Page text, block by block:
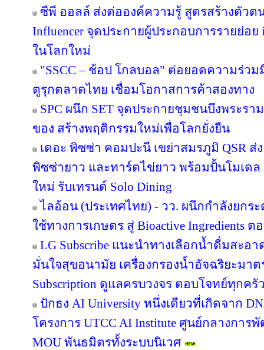
ซีพี ออลล์ ส่งต่อองค์ความรู้ สูตรสร้างตัวต
Influencer จุดประกายผู้ประกอบการรายย่อ
ในโลกใหม่
"SSCC – ช้อป โกลบอล" ต่อยอดความร่ว
ตูรุกตลาดไทย เชื่อมโอกาสการค้าสองทาง
SPC ผนึก SET จุดประกายชุมชนบึงพระร
ของ สร้างพฤติกรรมใหม่เพื่อโลกยั่งยืน
เดอะ พิซซ่า คอมปะนี เขย่าสมรภูมิ QSR ส่
พิซซ่ายาว และทาร์ตไข่ยาว พร้อมปั้นโมเดล
ใหม่ รับเทรนด์ Solo Dining
ไลอ้อน (ประเทศไทย) - วว. ผนึกกำลังยกร
ใช้ทางการเกษตร สู่ Bioactive Ingredients
LG Subscribe แนะนำทางเลือกน้ำดื่มสะอ
มั่นใจสุขอนามัย เครื่องกรองน้ำอัจฉริยะมา
Subscription ดูแลครบวงจร ตอบโจทย์ทุกครั
ปักธง AI University หนึ่งเดียวที่เกิดจาก
โครงการ UTCC AI Institute ศูนย์กลางกา
MOU พันธมิตรทั้งระบบนิเวศ